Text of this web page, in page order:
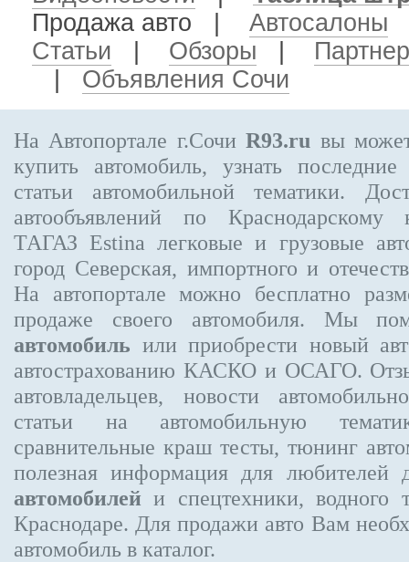
Продажа авто
Автосалоны
Статьи
Обзоры
Объявления Сочи
На Автопортале г.СочиR93.ru вы
купить автомобиль, узнать
статьи автомобильной тематики.
автообъявлений по
ТАГАЗ Estina легковые и грузовые
город Северская, импортного и
На автопортале можно бесплатно
продаже своего автомобиля. Мы
автомобиль или приобрести новый
автострахованию КАСКО и ОСАГО.
автовладельцев, новости
статьи на автомобильную
сравнительные краш тесты, тюнинг
полезная информация для любителей
автомобилей и спецтехники, водного
Краснодаре. Для продажи авто Вам
автомобиль в каталог.